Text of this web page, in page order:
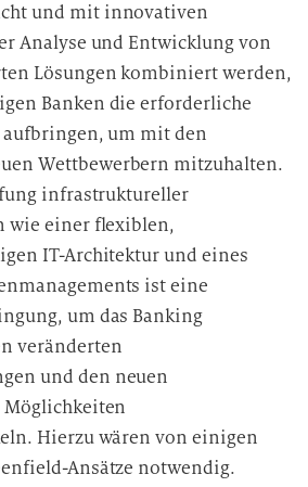
und mit innovativen
Analyse und Entwicklung von
Lösungen kombiniert werden,
Banken die erforderliche
um mit den
Wettbewerbern mitzuhalten.
infrastruktureller
wie einer flexiblen,
IT-Architektur und eines
ist eine
um das Banking
veränderten
und den neuen
Hierzu wären von einigen
Ansätze notwendig.